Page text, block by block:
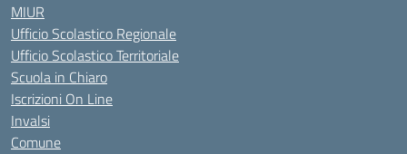
MIUR
Ufficio Scolastico Regionale
Ufficio Scolastico Territoriale
Scuola in Chiaro
Iscrizioni On Line
Invalsi
Comune